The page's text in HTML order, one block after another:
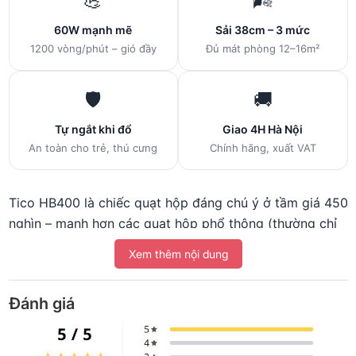
60W mạnh mẽ
1200 vòng/phút – gió đầy
Sải 38cm – 3 mức
Đủ mát phòng 12–16m²
🛡️
Tự ngắt khi đổ
An toàn cho trẻ, thú cưng
🚚
Giao 4H Hà Nội
Chính hãng, xuất VAT
Tico HB400 là chiếc quạt hộp đáng chú ý ở tầm giá 450
nghìn – mạnh hơn các quạt hộp phổ thông (thường chỉ
40–45W) nhưng vẫn giữ thiết kế hộp gọn, có tay cầm.
Cụ thể, công suất 60W cùng sải cánh 38cm cho lưu
lượng gió rộng hơn rõ rệt so với quạt 30cm thông
thường, phù hợp những phòng từ 12 đến 16m² thường
thấy ở chung cư cũ, nhà ống Hà Nội. Tico là thương
hiệu liên doanh Việt-Nhật quen thuộc nhiều năm, ưu
Xem thêm nội dung
Đánh giá